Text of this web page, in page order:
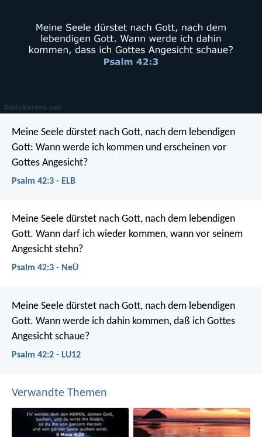
Meine Seele dürstet nach Gott, nach dem lebendigen
Gott: Wann werde ich kommen und erscheinen vor
Gottes Angesicht?
Psalm 42:3 - ELB
Meine Seele dürstet nach Gott, nach dem lebendigen
Gott. Wann darf ich wieder kommen, wann vor seinem
Angesicht stehn?
Psalm 42:3 - NeÜ
Meine Seele dürstet nach Gott, nach dem lebendigen
Gott. Wann werde ich dahin kommen, daß ich Gottes
Angesicht schaue?
Psalm 42:2 - LU12
Verwandte Themen